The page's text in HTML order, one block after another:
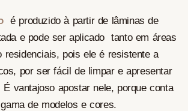
é produzido à partir de lâminas de
e pode ser aplicado tanto em áreas
residenciais, pois ele é resistente a
por ser fácil de limpar e apresentar
É vantajoso apostar nele, porque conta
de modelos e cores.